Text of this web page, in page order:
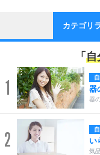
カテゴリ
「 自
1 器
器
2 い
気